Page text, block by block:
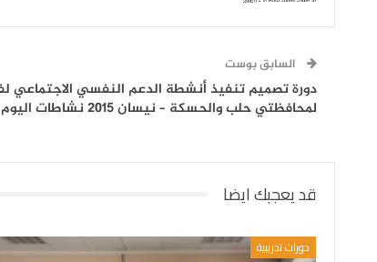
السابق بوست
دورة تصميم تنفيذ أنشطة الدعم النفسي الاجتماعي
لمحافظتي حلب والحسكة – نيسان 2015 نشاطات اليوم الأول
قد يعجبك ايضا
دورات تدريبية